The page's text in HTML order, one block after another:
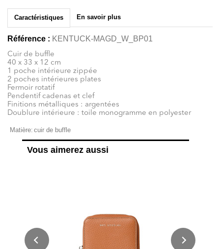
Caractéristiques En savoir plus
Référence : KENTUCK-MAGD_W_BP01
Cuir de buffle
40 x 33 x 12 cm
1 poche intérieure zippée
2 poches intérieures plates
Fermoir rotatif
Pendentif cadenas et clef
Finitions métalliques : argentées
Doublure intérieure : toile monogramme en polyester
Matière: cuir de buffle
Vous aimerez aussi